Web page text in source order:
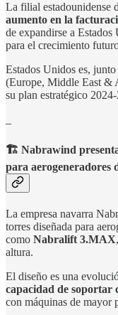
La filial estadounidense
aumento en la
de expandirse a Estados
para el crecimiento
Estados Unidos es,
(Europe, Middle East &
su plan estratégico
🏗️ Nabrawind
para aerogeneradores
La empresa navarra
torres diseñada para
como Nabralift 3.MAX
altura.
El diseño es una
capacidad de soportar
con máquinas de mayor